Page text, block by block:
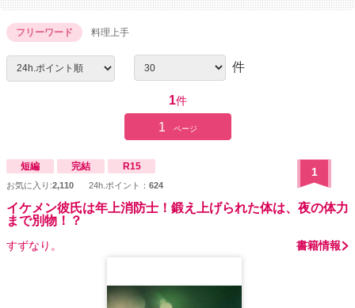
フリーワード 料理上手
件
1件
1 ページ
短編 完結 R15
お気に入り:2,110 24h.ポイント： 624
1
イケメン彼氏は年上消防士！鍛え上げられた体は、夜の体力
まで別物！？
すずなり。 書籍情報